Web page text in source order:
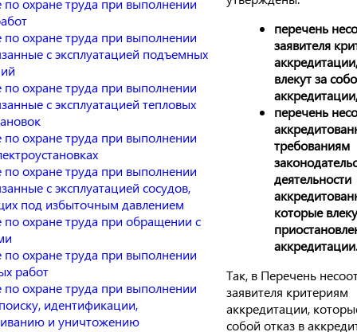
охране труда при выполнении
охране труда при выполнении
с эксплуатацией подъемных
охране труда при выполнении
с эксплуатацией тепловых
охране труда при выполнении
охране труда при выполнении
с эксплуатацией сосудов,
под избыточным давлением
охране труда при обращении с
охране труда при выполнении
работ
охране труда при выполнении
идентификации,
и уничтожению
перечень
заявителя
влекут за
аккредитации,
перечень
требованиям
деятельности
которые
аккредитации.
Так, в Перечень
заявителя критериям
аккредитации,
собой отказ в